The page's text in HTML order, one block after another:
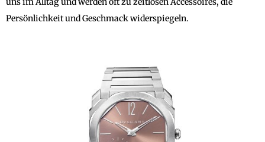
Persönlichkeit und Geschmack widerspiegeln.